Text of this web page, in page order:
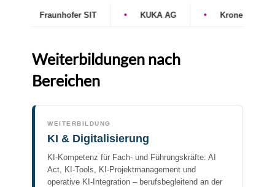
Fraunhofer SIT KUKA AG Krones AG
Weiterbildungen nach
Bereichen
WEITERBILDUNG
KI & Digitalisierung
KI-Kompetenz für Fach- und Führungskräfte: AI
Act, KI-Tools, KI-Projektmanagement und
operative KI-Integration – berufsbegleitend an der